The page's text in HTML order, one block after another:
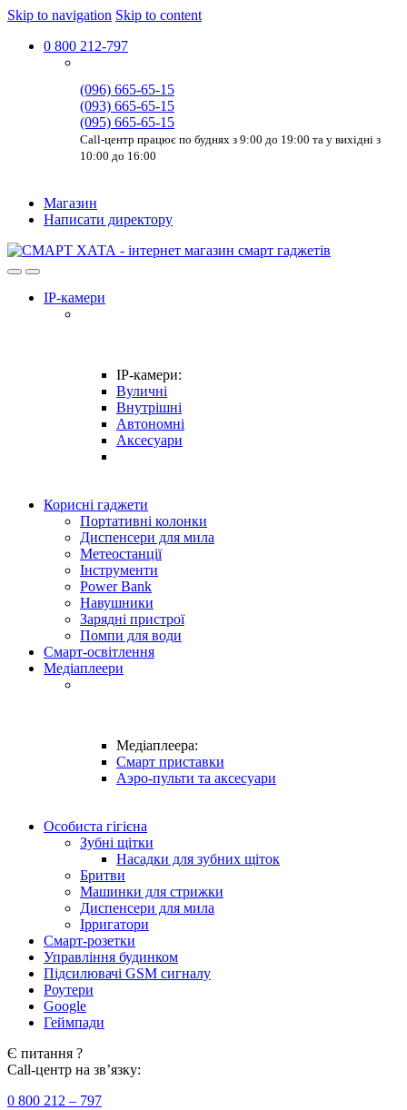
Skip to navigation Skip to content
0 800 212-797
(096) 665-65-15
(093) 665-65-15
(095) 665-65-15
Call-центр працює по буднях з 9:00 до 19:00 та у вихідні з
10:00 до 16:00
Магазин
Написати директору
IP-камери
IP-камери:
Вуличні
Внутрішні
Автономні
Аксесуари
Корисні гаджети
Портативні колонки
Диспенсери для мила
Метеостанції
Інструменти
Power Bank
Навушники
Зарядні пристрої
Помпи для води
Смарт-освітлення
Медіаплеери
Медіаплеера:
Смарт приставки
Аэро-пульти та аксесуари
Особиста гігієна
Зубні щітки
Насадки для зубних щіток
Бритви
Машинки для стрижки
Диспенсери для мила
Ірригатори
Смарт-розетки
Управління будинком
Підсилювачі GSM сигналу
Роутери
Google
Геймпади
Є питання ?
Call-центр на зв’язку:
0 800 212 – 797